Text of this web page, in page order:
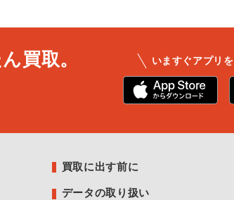
買取。
いますぐアプリ
買取に出す前に
データの取り扱い